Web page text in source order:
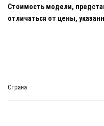
Стоимость модели,
отличаться от цены,
Страна